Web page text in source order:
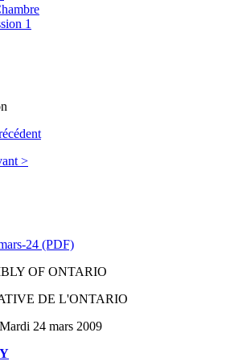
1
>
24 (PDF)
OF ONTARIO
DE L'ONTARIO
24 mars 2009